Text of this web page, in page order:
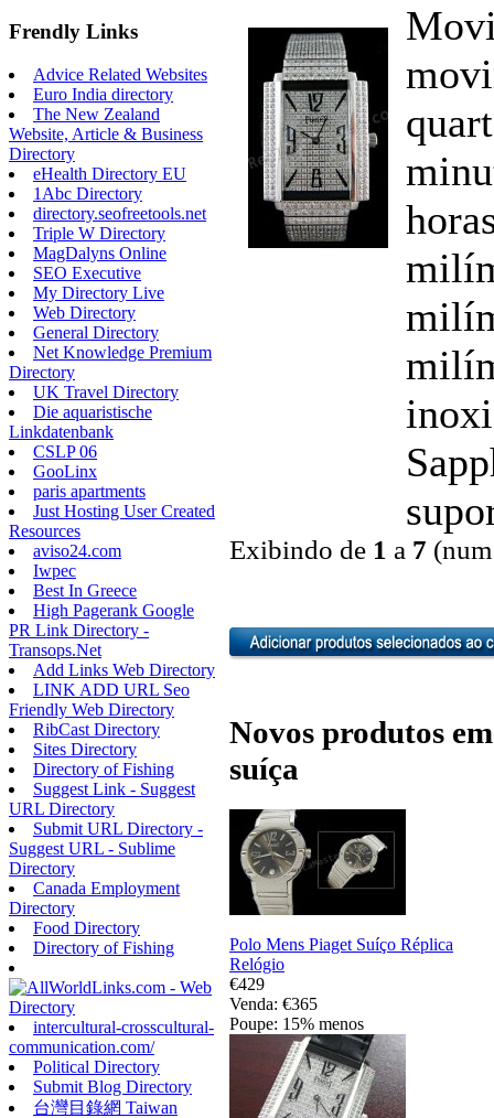
Frendly Links
Advice Related Websites
Euro India directory
The New Zealand
Website, Article & Business
Directory
eHealth Directory EU
1Abc Directory
directory.seofreetools.net
Triple W Directory
MagDalyns Online
SEO Executive
My Directory Live
Web Directory
General Directory
Net Knowledge Premium
Directory
UK Travel Directory
Die aquaristische
Linkdatenbank
CSLP 06
GooLinx
paris apartments
Just Hosting User Created
Resources
aviso24.com
Iwpec
Best In Greece
High Pagerank Google
PR Link Directory -
Transops.Net
Add Links Web Directory
LINK ADD URL Seo
Friendly Web Directory
RibCast Directory
Sites Directory
Directory of Fishing
Suggest Link - Suggest
URL Directory
Submit URL Directory -
Suggest URL - Sublime
Directory
Canada Employment
Directory
Food Directory
Directory of Fishing
intercultural-crosscultural-
communication.com/
Political Directory
Submit Blog Directory
台灣目錄網 Taiwan
Exibindo de 1 a 7
Novos produtos
suíça
Polo Mens Piaget Suíço Réplica
Relógio
€429
Venda: €365
Poupe: 15% menos